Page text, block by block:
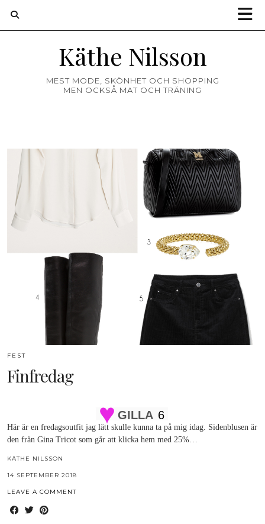
Käthe Nilsson
MEST MODE, SKÖNHET OCH SHOPPING
MEN OCKSÅ MAT OCH TRÄNING
FEST
Finfredag
GILLA 6
Här är en fredagsoutfit jag lätt skulle kunna ta på mig idag. Sidenblusen är
den från Gina Tricot som går att klicka hem med 25%…
KÄTHE NILSSON
14 SEPTEMBER 2018
LEAVE A COMMENT